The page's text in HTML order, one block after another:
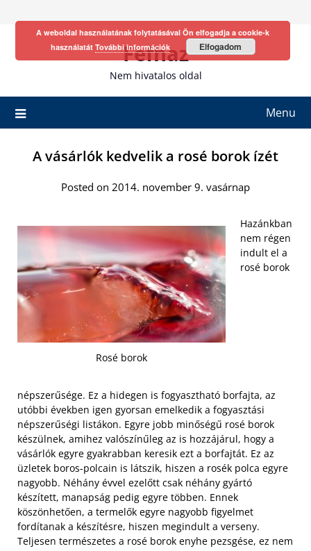
Fefhaz
Nem hivatalos oldal
Menu
A vásárlók kedvelik a rosé borok ízét
Posted on 2014. november 9. vasárnap
Rosé borok
Hazánkban
nem régen
indult el a
rosé borok
népszerűsége. Ez a hidegen is fogyasztható borfajta, az
utóbbi években igen gyorsan emelkedik a fogyasztási
népszerűségi listákon. Egyre jobb minőségű rosé borok
készülnek, amihez valószínűleg az is hozzájárul, hogy a
vásárlók egyre gyakrabban keresik ezt a borfajtát. Ez az
üzletek boros-polcain is látszik, hiszen a rosék polca egyre
nagyobb. Néhány évvel ezelőtt csak néhány gyártó
készített, manapság pedig egyre többen. Ennek
köszönhetően, a termelők egyre nagyobb figyelmet
fordítanak a készítésre, hiszen megindult a verseny.
Teljesen természetes a rosé borok enyhe pezsgése, ez nem
A weboldal használatának folytatásával Ön elfogadja a cookie-k
használatát További információk Elfogadom